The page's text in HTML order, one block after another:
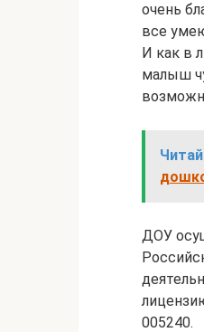
очень
все
И как в
малыш
ДОУ
005240.